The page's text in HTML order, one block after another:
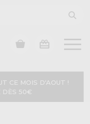
CE MOIS D'AOUT !
DÈS 50€